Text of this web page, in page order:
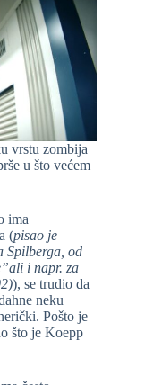
vrstu zombija
u što većem
ima
(pisao je
Spilberga, od
i napr. za
), se trudio da
neku
Pošto je
što je Koepp